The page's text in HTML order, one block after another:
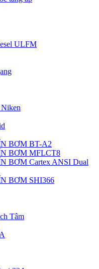
ULFM
BƠM BT-A2
BƠM MFLCT8
BƠM Cartex ANSI Dual
BƠM SHI366
Tâm